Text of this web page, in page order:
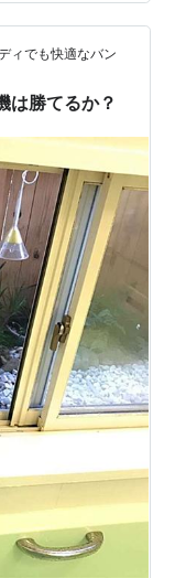
どうなの課で紹
レンタルもでき
ー最高！？【そ
洗浄の効果】
ィでも快適なバン
は勝てるか？